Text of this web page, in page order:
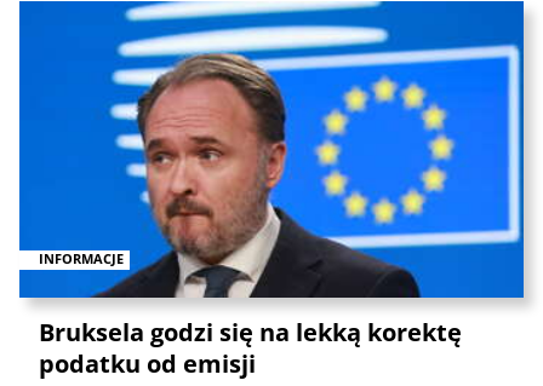
INFORMACJE
Bruksela godzi się na lekką korektę
podatku od emisji